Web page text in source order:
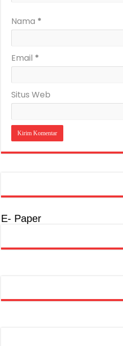
Nama *
Email *
Situs Web
E- Paper